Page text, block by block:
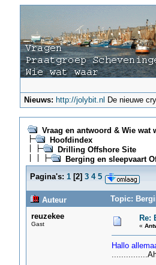
Nieuws: http://jolybit.nl De nieuwe
Vraag en antwoord & Wie wat
Hoofdindex
Drilling Offshore Site
Berging en sleepvaart
Pagina's: 1[2] 3 4 5
Auteur
Topic:
reuzekee
Gast
Re:
«
Hallo